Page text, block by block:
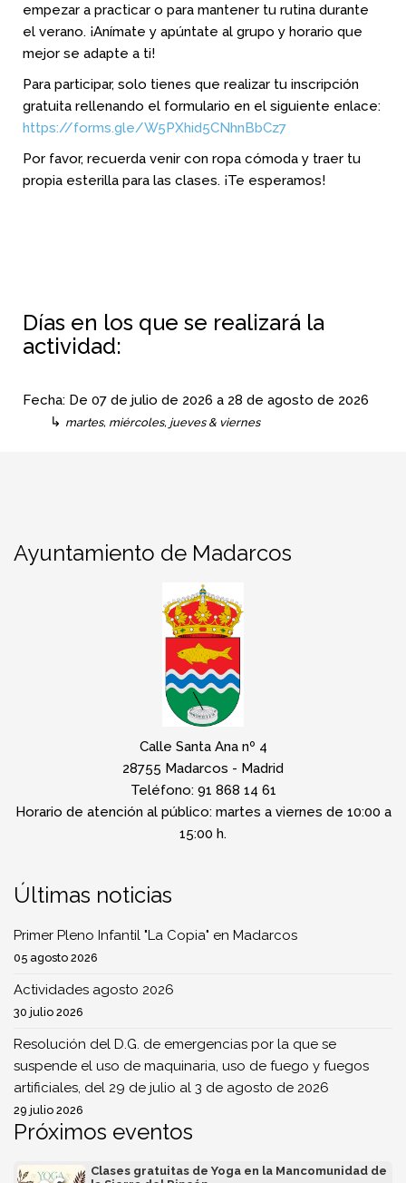
empezar a practicar o para mantener tu rutina durante
el verano. ¡Anímate y apúntate al grupo y horario que
mejor se adapte a ti!
Para participar, solo tienes que realizar tu inscripción
gratuita rellenando el formulario en el siguiente enlace:
https://forms.gle/W5PXhid5CNhnBbCz7
Por favor, recuerda venir con ropa cómoda y traer tu
propia esterilla para las clases. ¡Te esperamos!
Días en los que se realizará la
actividad:
Fecha: De 07 de julio de 2026 a 28 de agosto de 2026
↳ martes, miércoles, jueves & viernes
Ayuntamiento de Madarcos
Calle Santa Ana nº 4
28755 Madarcos - Madrid
Teléfono: 91 868 14 61
Horario de atención al público: martes a viernes de 10:00 a
15:00 h.
Últimas noticias
Primer Pleno Infantil "La Copia" en Madarcos
05 agosto 2026
Actividades agosto 2026
30 julio 2026
Resolución del D.G. de emergencias por la que se
suspende el uso de maquinaria, uso de fuego y fuegos
artificiales, del 29 de julio al 3 de agosto de 2026
29 julio 2026
Próximos eventos
Clases gratuitas de Yoga en la Mancomunidad de